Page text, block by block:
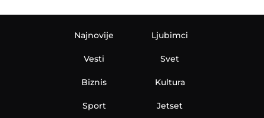
Najnovije
Vesti
Biznis
Sport
Ljubimci
Svet
Kultura
Jetset